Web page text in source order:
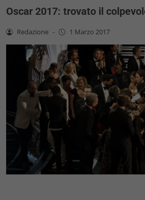
Oscar 2017: trovato il
Redazione - 1 Marzo 2017